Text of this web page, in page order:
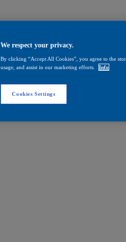
We respect your privacy.
By clicking “Accept All Cookies”, you agree to the
usage, and assist in our marketing efforts.
Info
Cookies Settings